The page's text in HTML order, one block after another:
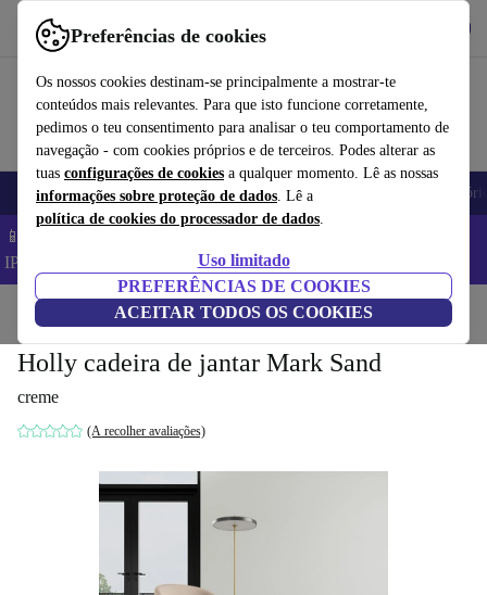
Preferências de cookies
Os nossos cookies destinam-se principalmente a mostrar-te
conteúdos mais relevantes. Para que isto funcione corretamente,
pedimos o teu consentimento para analisar o teu comportamento de
navegação - com cookies próprios e de terceiros. Podes alterar as
tuas configurações de cookies a qualquer momento. Lê as nossas
informações sobre proteção de dados. Lê a
política de cookies do processador de dados.
Uso limitado
PREFERÊNCIAS DE COOKIES
ACEITAR TODOS OS COOKIES
Use o refurbed de forma rápida e fácil
Telemóveis Computadores Portáteis Tablets
📱 Poupa 5% EXTRA em todos os iPhones – Código:
IPHONEDEAL –
Início Casa Móveis
Holly cadeira de jantar Mark Sand
creme
(A recolher avaliações)